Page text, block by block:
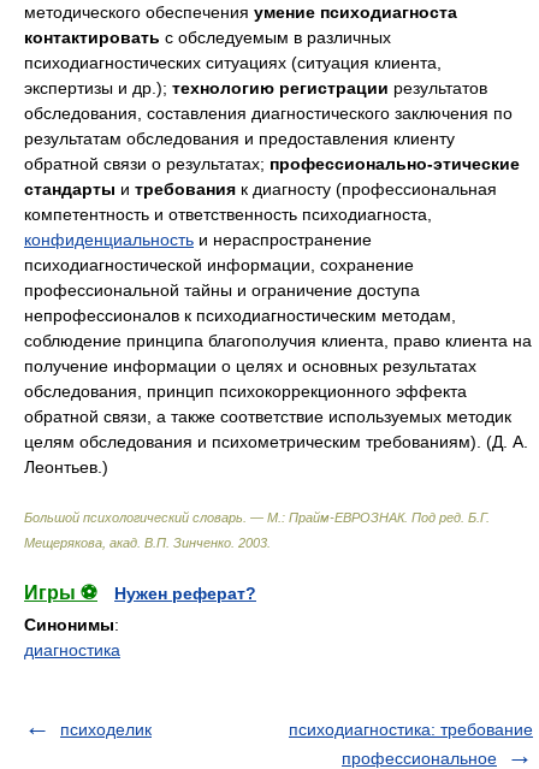
методического обеспечения умение психодиагноста
контактировать с обследуемым в различных
психодиагностических ситуациях (ситуация клиента,
экспертизы и др.); технологию регистрации результатов
обследования, составления диагностического заключения по
результатам обследования и предоставления клиенту
обратной связи о результатах; профессионально-этические
стандарты и требования к диагносту (профессиональная
компетентность и ответственность психодиагноста,
конфиденциальность и нераспространение
психодиагностической информации, сохранение
профессиональной тайны и ограничение доступа
непрофессионалов к психодиагностическим методам,
соблюдение принципа благополучия клиента, право клиента на
получение информации о целях и основных результатах
обследования, принцип психокоррекционного эффекта
обратной связи, а также соответствие используемых методик
целям обследования и психометрическим требованиям). (Д. А.
Леонтьев.)
Большой психологический словарь. — М.: Прайм-ЕВРОЗНАК. Под ред. Б.Г.
Мещерякова, акад. В.П. Зинченко 2003
Игры ⚽
Нужен реферат?
Синонимы:
диагностика
психоделик
психодиагностика: требование
профессиональное